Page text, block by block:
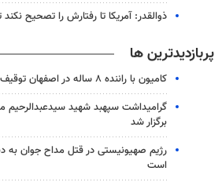
ذوالقدر: آمریکا تا رفتارش را تصحیح
پربازدیدترین ها
کامیون با راننده ۸ ساله در اصفهان توقیف شد
گرامیداشت سپهبد شهید سیدعبدالرحیم
برگزار شد
رژیم صهیونیستی در قتل مداح جوان به
است